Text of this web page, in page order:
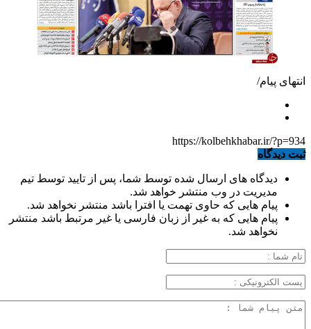
انتهای پیام/
https://kolbehkhabar.ir/?p=934
ثبت دیدگاه
دیدگاه های ارسال شده توسط شما، پس از تایید توسط تیم
مدیریت در وب منتشر خواهد شد.
پیام هایی که حاوی تهمت یا افترا باشد منتشر نخواهد شد.
پیام هایی که به غیر از زبان فارسی یا غیر مرتبط باشد منتشر
نخواهد شد.